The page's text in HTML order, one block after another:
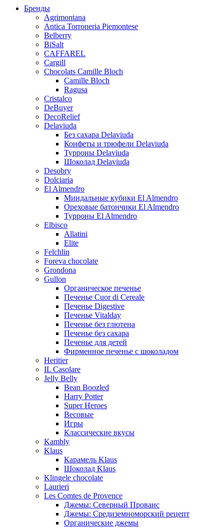
Бренды
Agrimontana
Antica Torroneria Piemontese
Belberry
BiSalt
CAFFAREL
Cargill
Chocolats Camille Bloch
Camille Bloch
Ragusa
Cristalco
DeBuyer
DecoRelief
Delaviuda
Без сахара Delaviuda
Конфеты и трюфели Delaviuda
Турроны Delaviuda
Шоколад Delaviuda
Desobry
Dolciaria
El Almendro
Миндальные кубики El Almendro
Ореховые батончики El Almendro
Турроны El Almendro
Elbisco
Allatini
Elite
Felchlin
Foreva chocolate
Grondona
Gullon
Органическое печенье
Печенье Cuor di Cereale
Печенье Digestive
Печенье Vitalday
Печенье без глютена
Печенье без сахара
Печенье для детей
Фирменное печенье с шоколадом
Heritier
IL Casolare
Jelly Belly
Bean Boozled
Harry Potter
Super Heroes
Весовые
Игры
Классические вкусы
Kambly
Klaus
Карамель Klaus
Шоколад Klaus
Klingele chocolate
Laurieri
Les Comtes de Provence
Джемы: Северный Прованс
Джемы: Средиземноморский рецепт
Органические джемы